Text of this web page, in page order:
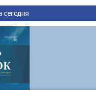
сегодня